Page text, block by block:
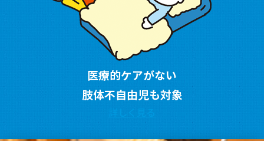
医療的ケアがない
肢体不自由児も対象
詳しく見る